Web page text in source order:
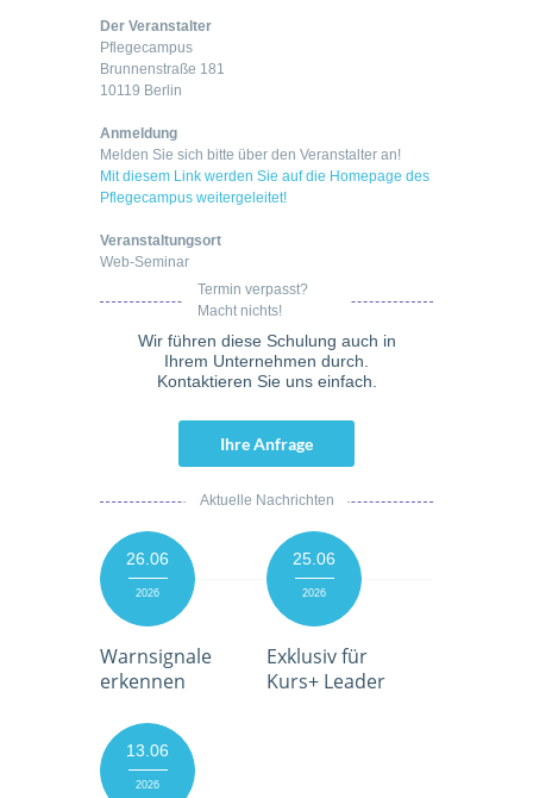
Der Veranstalter
Pflegecampus
Brunnenstraße 181
10119 Berlin
Anmeldung
Melden Sie sich bitte über den Veranstalter an!
Mit diesem Link werden Sie auf die Homepage des
Pflegecampus weitergeleitet!
Veranstaltungsort
Web-Seminar
Termin verpasst?
Macht nichts!
Wir führen diese Schulung auch in
Ihrem Unternehmen durch.
Kontaktieren Sie uns einfach.
Ihre Anfrage
Aktuelle Nachrichten
26.06
2026
Warnsignale
erkennen
25.06
2026
Exklusiv für
Kurs+ Leader
13.06
2026